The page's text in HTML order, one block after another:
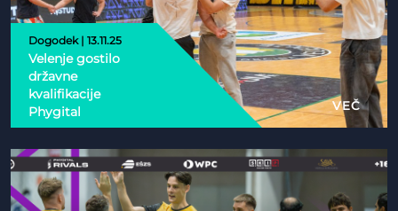
Dogodek | 13.11.25
Velenje gostilo
državne
kvalifikacije
Phygital
VEČ